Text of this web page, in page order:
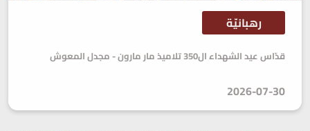
رهبانيّة
قدّاس عيد الشهداء ال350 تلاميذ مار مارون - مجدل المعوش
2026-07-30